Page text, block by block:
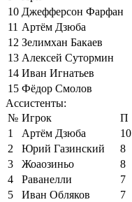
10 Джефферсон Фарфан
11 Артём Дзюба
12 Зелимхан Бакаев
13 Алексей Сутормин
14 Иван Игнатьев
15 Фёдор Смолов
Ассистенты:
№ Игрок
П
1
Артём Дзюба
10
2
Юрий Газинский
8
3
Жоаозиньо
8
4
Раванелли
7
5
Иван Обляков
7